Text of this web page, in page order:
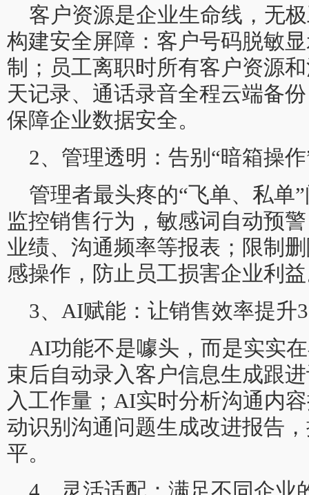
客户资源是企业生命线，无
构建安全屏障：客户号码脱敏
制；员工离职时所有客户资源
天记录、通话录音全程云端备
保障企业数据安全。
2、管理透明：告别“暗箱操
管理者最头疼的“飞单、私单
监控销售行为，敏感词自动预
业绩、沟通频率等报表；限制
感操作，防止员工损害企业利
3、AI赋能：让销售效率提升
AI功能不是噱头，而是实实
束后自动录入客户信息生成跟
入工作量；AI实时分析沟通内
动识别沟通问题生成改进报告
平。